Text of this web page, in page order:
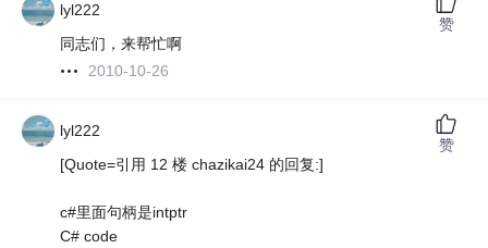
lyl222
同志们，来帮忙啊
2010-10-26
赞
lyl222
[Quote=引用 12 楼 chazikai24 的回复:]
c#里面句柄是intptr
C# code
赞